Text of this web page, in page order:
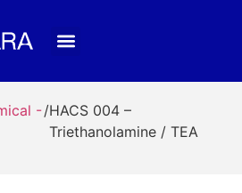
-/HACS 004 –
Triethanolamine / TEA